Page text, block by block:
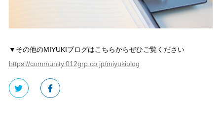
▼その他のMIYUKIブログはこちらからぜひご覧ください
https://community.012grp.co.jp/miyukiblog